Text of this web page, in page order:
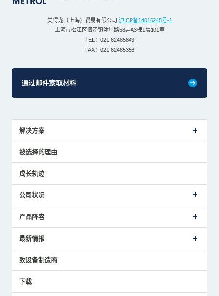
美得龙（上海）贸易有限公司 沪ICP备14016245号-1
上海市松江区泗泾镇沐川路58弄A3棟1层101室
TEL：021-62485843
FAX：021-62485356
通过邮件索取材料
解决方案
解决方案建议
被选择的理由
成长轨迹
公司状况
致词
主要获奖经历
国家/地区/语言
产品阵容
对刀仪
气压式精密定位传感器
最新情报
美德龙的技术
员工博客
致设备制造商
下载